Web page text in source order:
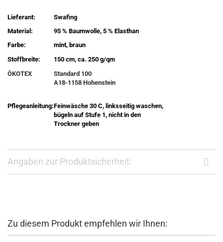
Lieferant:
Swafing
Material:
95 % Baumwolle, 5 % Elasthan
Farbe:
mint, braun
Stoffbreite:
150 cm, ca. 250 g/qm
ÖKOTEX
Standard 100
A18-1158 Hohenstein
Pflegeanleitung:Feinwäsche 30 C, linksseitig waschen,
bügeln auf Stufe 1, nicht in den
Trockner geben
Angaben zur Produktsicherheit:
Zu diesem Produkt empfehlen wir Ihnen: